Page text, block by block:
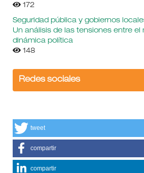
172
Seguridad pública y gobiernos
Un análisis de las tensiones entre el
dinámica política
148
Redes sociales
tweet
compartir
compartir